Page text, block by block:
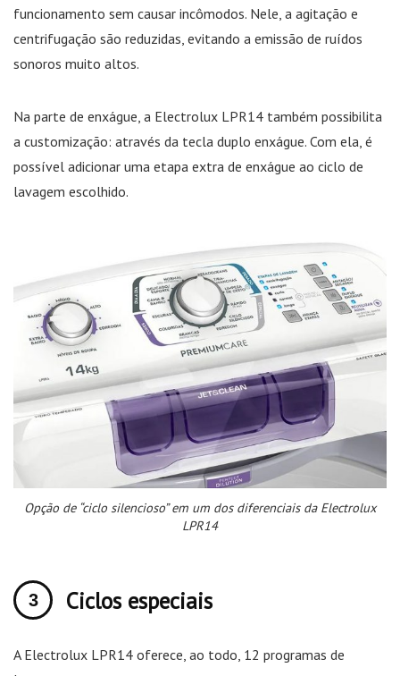
funcionamento sem causar incômodos. Nele, a agitação e
centrifugação são reduzidas, evitando a emissão de ruídos
sonoros muito altos.
Na parte de enxágue, a Electrolux LPR14 também possibilita
a customização: através da tecla duplo enxágue. Com ela, é
possível adicionar uma etapa extra de enxágue ao ciclo de
lavagem escolhido.
Opção de “ciclo silencioso” em um dos diferenciais da Electrolux
LPR14
Ciclos especiais
A Electrolux LPR14 oferece, ao todo, 12 programas de